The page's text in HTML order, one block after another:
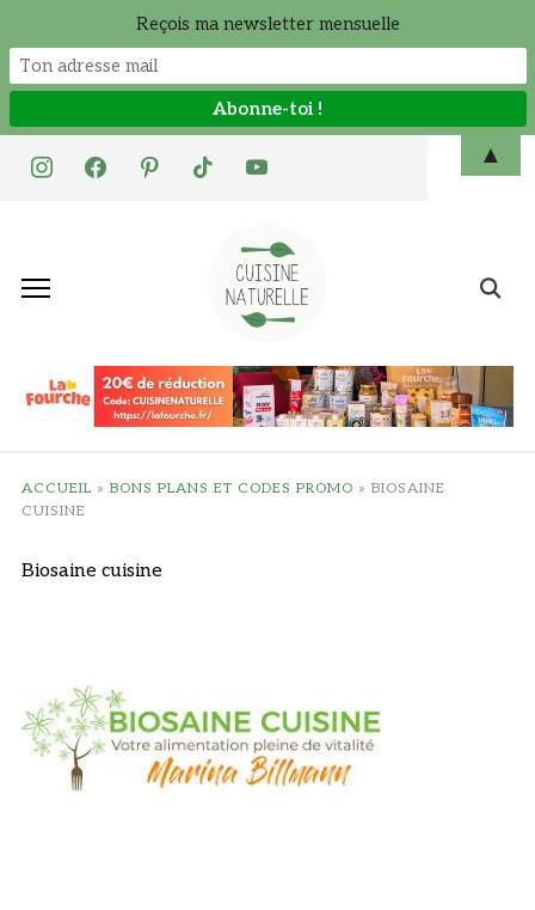
instagramfacebookpinteresttiktok youtube
Search
ACCUEIL » BONS PLANS ET CODES PROMO » BIOSAINE
CUISINE
Biosaine cuisine
Reçois ma newsletter mensuelle
▲